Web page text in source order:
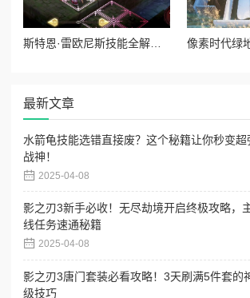
最新文章
水箭龟技能选错直接废？这个秘籍让你秒变超
战神！
2025-04-08
影之刃3新手必收！无尽劫境开启终极攻略，
线任务速通秘籍
2025-04-08
影之刃3唐门套装必看攻略！3天刷满5件套的
级技巧